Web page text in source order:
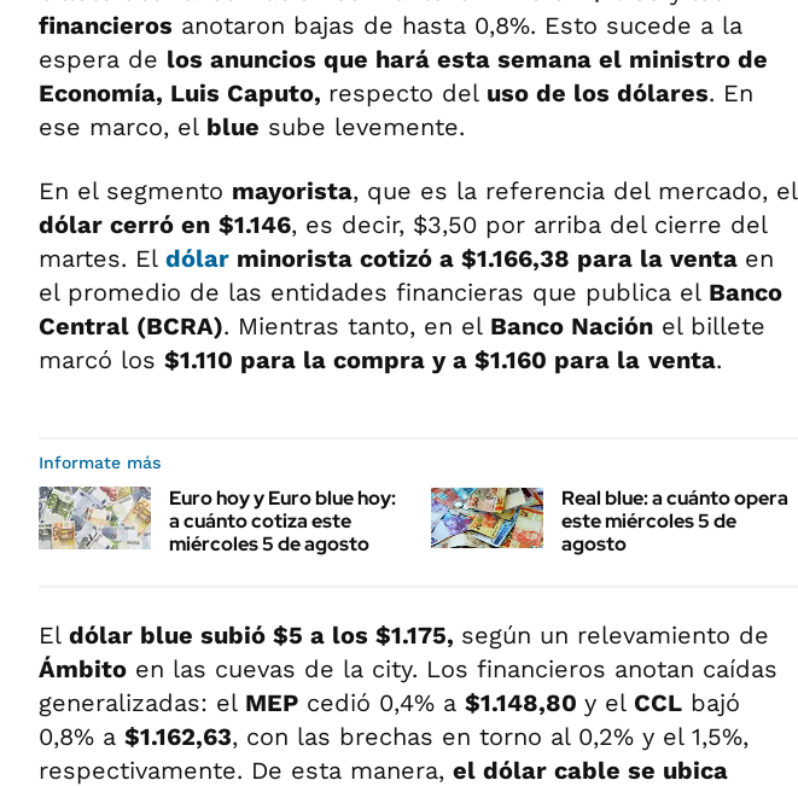
financieros anotaron bajas de hasta 0,8%. Esto sucede a la
espera de los anuncios que hará esta semana el ministro de
Economía, Luis Caputo, respecto del uso de los dólares. En
ese marco, el blue sube levemente.
En el segmento mayorista, que es la referencia del mercado, el
dólar cerró en $1.146, es decir, $3,50 por arriba del cierre del
martes. El dólar minorista cotizó a $1.166,38 para la venta en
el promedio de las entidades financieras que publica el Banco
Central (BCRA). Mientras tanto, en el Banco Nación el billete
marcó los $1.110 para la compra y a $1.160 para la venta.
Informate más
Euro hoy y Euro blue hoy:
a cuánto cotiza este
miércoles 5 de agosto
Real blue: a cuánto opera
este miércoles 5 de
agosto
El dólar blue subió $5 a los $1.175, según un relevamiento de
Ámbito en las cuevas de la city. Los financieros anotan caídas
generalizadas: el MEP cedió 0,4% a $1.148,80 y el CCL bajó
0,8% a $1.162,63, con las brechas en torno al 0,2% y el 1,5%,
respectivamente. De esta manera, el dólar cable se ubica